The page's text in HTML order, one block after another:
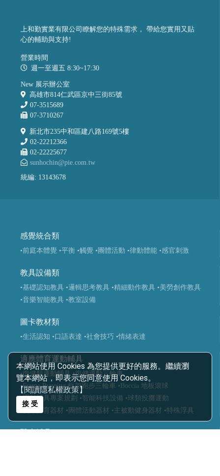
本網站使用 Cookies 為您提供更好的服務。繼續瀏
覽本網站，即表示您同意使用 Cookies。
【閱讀隱私權政策】
接 受
上和勤實業有限公司瞭解您的特殊需求， 帶給您實用又貼
心的輔助與支持!
營業時間
週一至週五 8:30~17:30
New 展示辦公室
高雄市814仁武區京中三街85號
07-3515689
07-3710267
新北市235中和區建八路169號5樓
02-22212366
02-22225677
sunhochin@pie.com.tw
統編: 13143678
感覺統合類
•前庭本體覺 •平衡 •觸覺 •團體活動 •律動體能 •感官刺激
教具設備類
•基礎認知教具 •邏輯思考教具 •精細動作教具 •美勞創作教具
•音樂智能教具 •教室設備
圖卡教材類
•生活認知 •口語表達 •社會技巧 •情緒表達
適應體育運動輔具
•復健類運動輔具 •復健運動三輪車
•Frame Running 框架跑步三輪車 •Boccia 地板滾球
•運動輔具專案規劃 •智能科技設備 •球類投擲運動
•視障體育器材 •團體活動器材 •主被動健身器材 •特殊浮具